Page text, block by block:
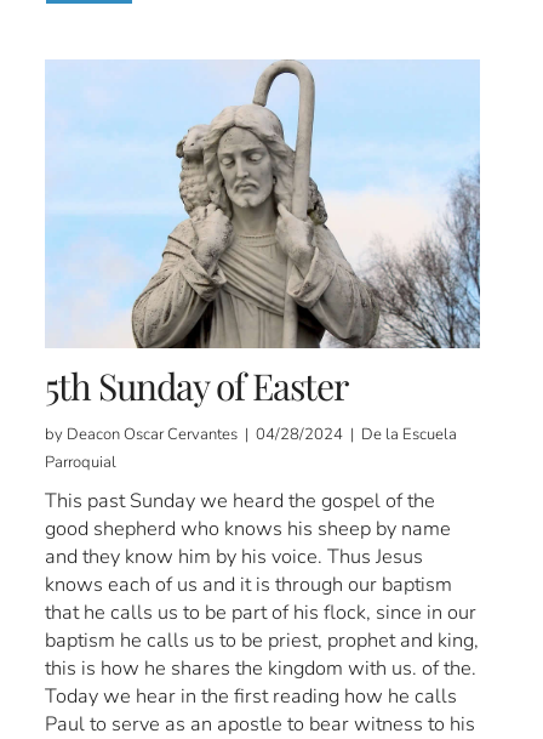
5th Sunday of Easter
by Deacon Oscar Cervantes | 04/28/2024 | De la Escuela
Parroquial
This past Sunday we heard the gospel of the
good shepherd who knows his sheep by name
and they know him by his voice. Thus Jesus
knows each of us and it is through our baptism
that he calls us to be part of his flock, since in our
baptism he calls us to be priest, prophet and king,
this is how he shares the kingdom with us. of the.
Today we hear in the first reading how he calls
Paul to serve as an apostle to bear witness to his